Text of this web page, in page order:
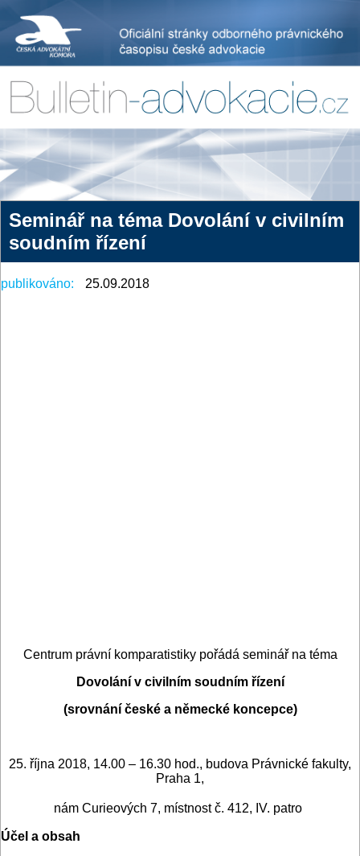
Seminář na téma Dovolání v civilním
soudním řízení
publikováno: 25.09.2018
Centrum právní komparatistiky pořádá seminář na téma
Dovolání v civilním soudním řízení
(srovnání české a německé koncepce)
25. října 2018, 14.00 – 16.30 hod., budova Právnické fakulty,
Praha 1,
nám Curieových 7, místnost č. 412, IV. patro
Účel a obsah